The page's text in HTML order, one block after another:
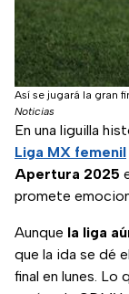
Así se jugará la gran
Noticias
En una liguilla
Liga MX femenil
Apertura 2025
promete
Aunque la liga
que la ida se dé
final en lunes. Lo